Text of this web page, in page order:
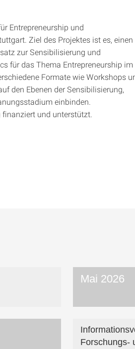
Entrepreneurship und
Ziel des Projektes ist es, einen
zur Sensibilisierung und
für das Thema Entrepreneurship im
Formate wie Workshops
den Ebenen der Sensibilisierung,
einbinden.
und unterstützt.
Mai 2026
Forschungs-